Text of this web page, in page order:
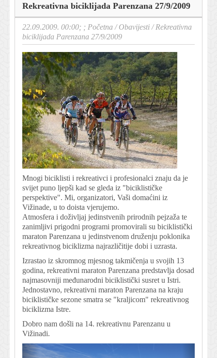
Rekreativna biciklijada Parenzana 27/9/2009
22.09.2009. 00:00; ; Početna /Obavijesti /Rekreativna
biciklijada Parenzana 27/9/2009
Mnogi biciklisti i rekreativci i profesionalci znaju da je
svijet puno ljepši kad se gleda iz "biciklističke
perspektive". Mi, organizatori, Vaši domaćini iz
Vižinade, u to doista vjerujemo.
Atmosfera i doživljaj jedinstvenih prirodnih pejzaža te
zanimljivi prigodni programi promovirali su biciklistički
maraton Parenzana u jedinstvenom druženju poklonika
rekreativnog biciklizma najrazličitije dobi i uzrasta.
Izrastao iz skromnog mjesnog takmičenja u svojih 13
godina, rekreativni maraton Parenzana predstavlja dosad
najmasovniji međunarodni biciklistički susret u Istri.
Jednostavno, rekreativni maraton Parenzana na kraju
biciklističke sezone smatra se "kraljicom" rekreativnog
biciklizma Istre.
Dobro nam došli na 14. rekreativnu Parenzanu u
Vižinadi.